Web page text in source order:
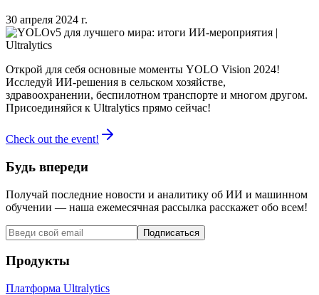
30 апреля 2024 г.
Открой для себя основные моменты YOLO Vision 2024!
Исследуй ИИ-решения в сельском хозяйстве,
здравоохранении, беспилотном транспорте и многом другом.
Присоединяйся к Ultralytics прямо сейчас!
Check out the event!
Будь впереди
Получай последние новости и аналитику об ИИ и машинном
обучении — наша ежемесячная рассылка расскажет обо всем!
Подписаться
Продукты
Платформа Ultralytics